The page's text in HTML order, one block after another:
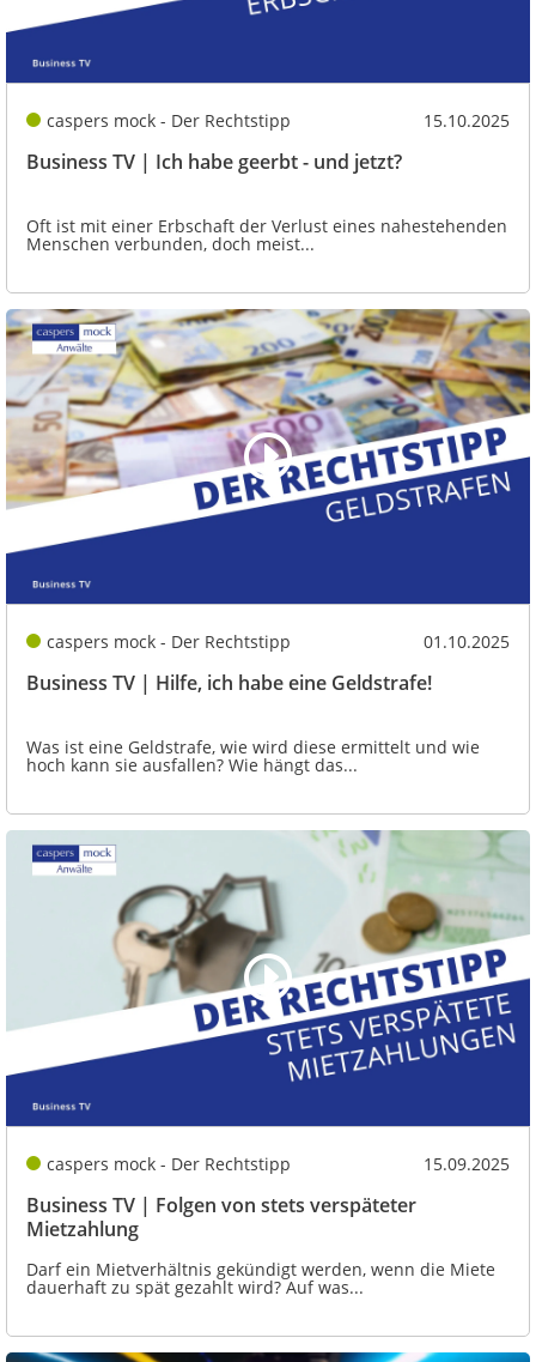
caspers mock - Der Rechtstipp 15.10.2025
Business TV | Ich habe geerbt - und jetzt?
Oft ist mit einer Erbschaft der Verlust eines nahestehenden
Menschen verbunden, doch meist...
caspers mock - Der Rechtstipp 01.10.2025
Business TV | Hilfe, ich habe eine Geldstrafe!
Was ist eine Geldstrafe, wie wird diese ermittelt und wie
hoch kann sie ausfallen? Wie hängt das...
caspers mock - Der Rechtstipp 15.09.2025
Business TV | Folgen von stets verspäteter
Mietzahlung
Darf ein Mietverhältnis gekündigt werden, wenn die Miete
dauerhaft zu spät gezahlt wird? Auf was...